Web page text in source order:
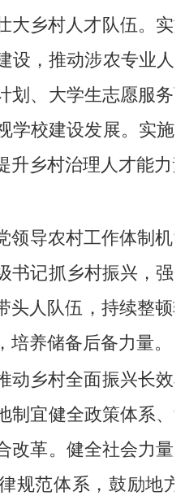
大乡村人才队伍。 实
设，推动涉农专业人
划、大学生志愿服
学校建设发展。实
升乡村治理人才能力
领导农村工作体制机
书记抓乡村振兴，
头人队伍，持续整
养储备后备力量。
动乡村全面振兴长效
制宜健全政策体系
改革。健全社会力
规范体系，鼓励地